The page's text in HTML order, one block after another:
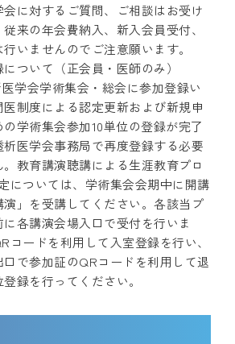
会に対するご質問、ご相談はお受け
来の年会費納入、新入会員受付、
いませんのでご注意願います。
ついて（正会員・医師のみ）
学会学術集会・総会に参加登録い
制度による認定更新および新規申
学術集会参加10単位の登録が完了
析医学会事務局で再度登録する必要
教育講演聴講による生涯教育プロ
については、学術集会会期中に開講
演」を受講してください。各該当プ
に各講演会場入口で受付を行いま
コードを利用して入室登録を行い、
で参加証のQRコードを利用して退
録を行ってください。